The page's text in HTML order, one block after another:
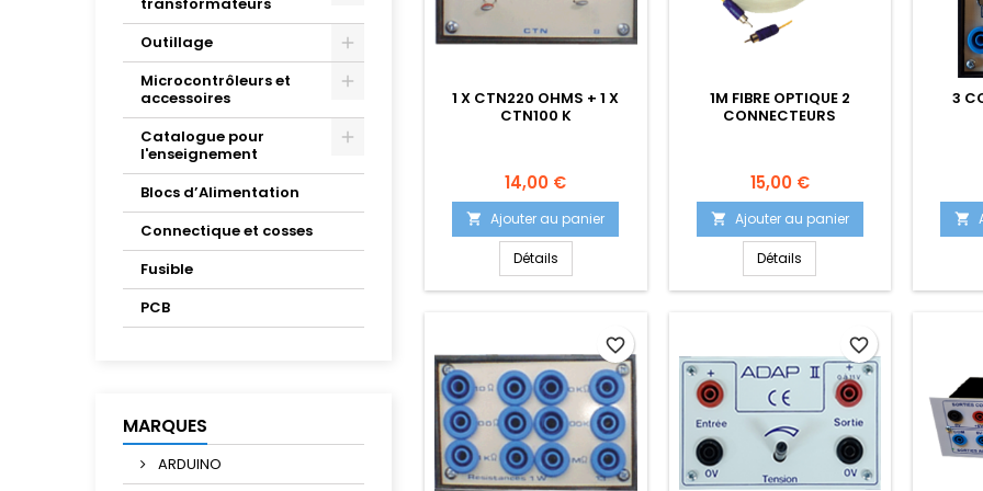
Outillage
Microcontrôleurs et
accessoires
Catalogue pour
l'enseignement
Blocs d’Alimentation
Connectique et cosses
Fusible
PCB
MARQUES
ARDUINO
1 X CTN220 OHMS + 1 X
CTN100 K
Prix
14,00 €
 Ajouter au panier
Détails
1M FIBRE OPTIQUE 2
CONNECTEURS
Prix
15,00 €
 Ajouter au panier
Détails
3

favorite_border favorite_border